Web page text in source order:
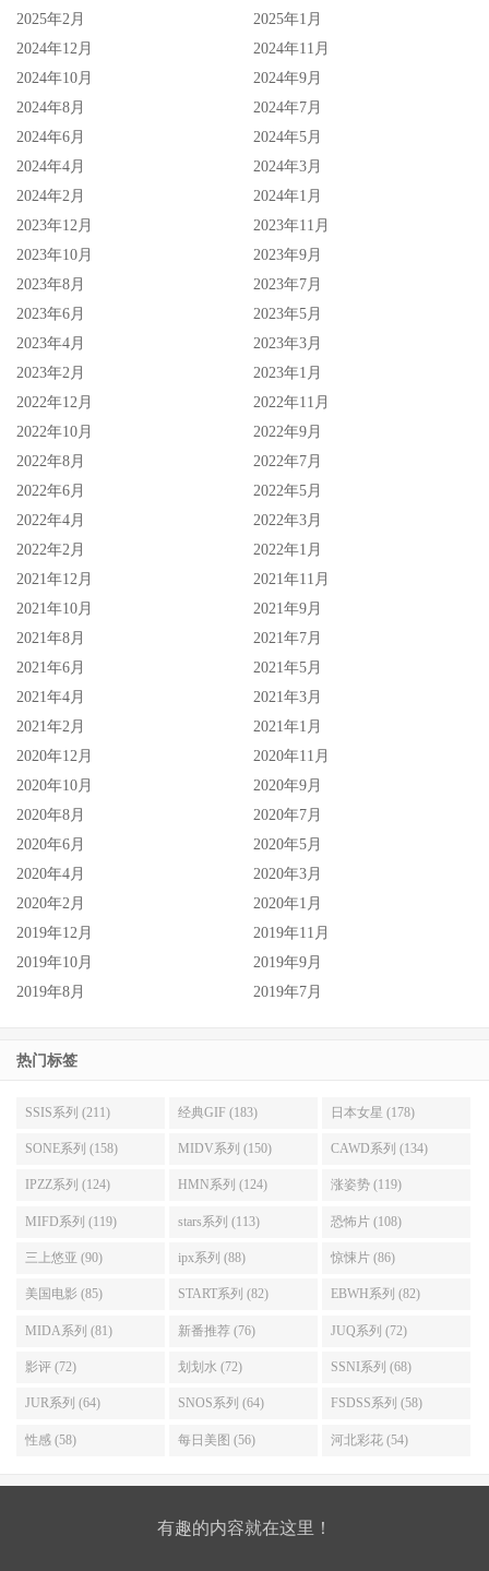
2025年2月
2025年1月
2024年12月
2024年11月
2024年10月
2024年9月
2024年8月
2024年7月
2024年6月
2024年5月
2024年4月
2024年3月
2024年2月
2024年1月
2023年12月
2023年11月
2023年10月
2023年9月
2023年8月
2023年7月
2023年6月
2023年5月
2023年4月
2023年3月
2023年2月
2023年1月
2022年12月
2022年11月
2022年10月
2022年9月
2022年8月
2022年7月
2022年6月
2022年5月
2022年4月
2022年3月
2022年2月
2022年1月
2021年12月
2021年11月
2021年10月
2021年9月
2021年8月
2021年7月
2021年6月
2021年5月
2021年4月
2021年3月
2021年2月
2021年1月
2020年12月
2020年11月
2020年10月
2020年9月
2020年8月
2020年7月
2020年6月
2020年5月
2020年4月
2020年3月
2020年2月
2020年1月
2019年12月
2019年11月
2019年10月
2019年9月
2019年8月
2019年7月
热门标签
SSIS系列 (211) 经典GIF (183) 日本女星 (178)
SONE系列 (158) MIDV系列 (150) CAWD系列 (134)
IPZZ系列 (124) HMN系列 (124) 涨姿势 (119)
MIFD系列 (119) stars系列 (113) 恐怖片 (108)
三上悠亚 (90) ipx系列 (88) 惊悚片 (86)
美国电影 (85) START系列 (82) EBWH系列 (82)
MIDA系列 (81) 新番推荐 (76) JUQ系列 (72)
影评 (72) 划划水 (72) SSNI系列 (68)
JUR系列 (64) SNOS系列 (64) FSDSS系列 (58)
性感 (58) 每日美图 (56) 河北彩花 (54)
有趣的内容就在这里！